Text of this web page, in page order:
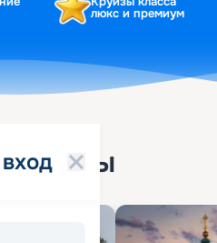
люкс и премиум
круизы